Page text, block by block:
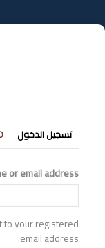
إلى
المحتوى
التبويبات
الأساسية
تسجيل الدخول
or email address
your registered
email address.